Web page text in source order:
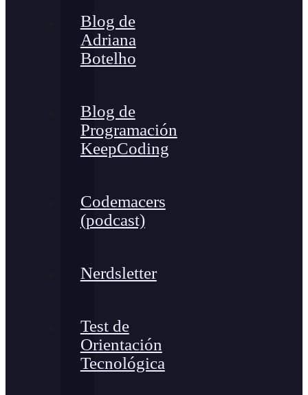
Blog de
Adriana
Botelho
Blog de
Programación
KeepCoding
Codemacers
(podcast)
Nerdsletter
Test de
Orientación
Tecnológica